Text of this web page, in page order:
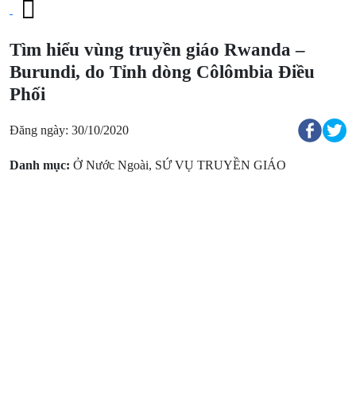
Tìm hiểu vùng truyền giáo Rwanda –
Burundi, do Tỉnh dòng Côlômbia Điều
Phối
Đăng ngày: 30/10/2020
Danh mục: Ở Nước Ngoài, SỨ VỤ TRUYỀN GIÁO